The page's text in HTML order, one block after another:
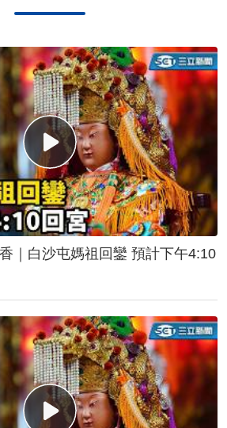
屯媽祖回鑾 預計下午4:10